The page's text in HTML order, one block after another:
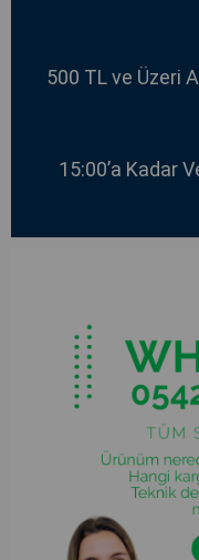
500 TL ve Üzeri
15:00’a Kadar